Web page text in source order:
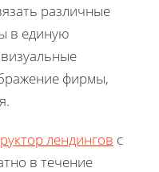
различные
в единую
фирмы,
лендингов с
в течение